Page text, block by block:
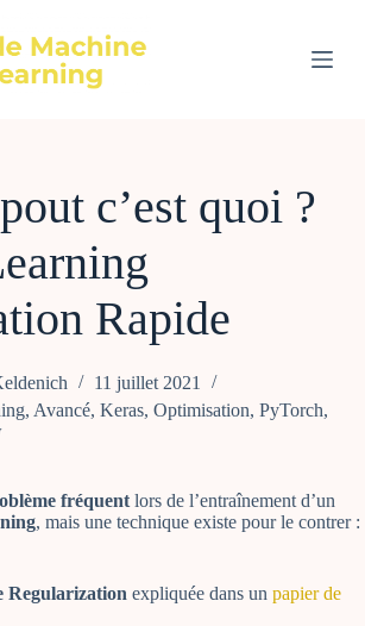
c’est quoi ?
Rapide
11 juillet 2021
, Avancé, Keras, Optimisation, PyTorch,
fréquent lors de l’entraînement d’un
, mais une technique existe pour le contrer :
Regularization expliquée dans un papier de